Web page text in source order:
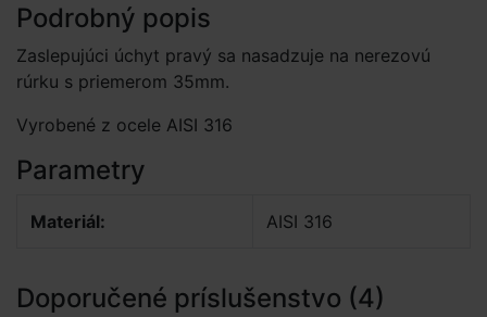
Podrobný popis
Zaslepujúci úchyt pravý sa nasadzuje na nerezovú
rúrku s priemerom 35mm.
Vyrobené z ocele AISI 316
Parametry
Materiál: AISI 316
Doporučené príslušenstvo (4)